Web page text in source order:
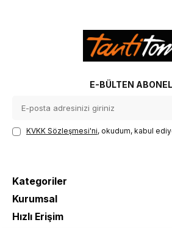
E-BÜLTEN
KVKK Sözleşmesi'ni, okudum, kabul
Kategoriler
Kurumsal
Hızlı Erişim